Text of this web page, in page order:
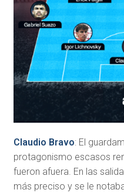
Claudio Bravo: El
protagonismo escasos
fueron afuera. En las
más preciso y se le